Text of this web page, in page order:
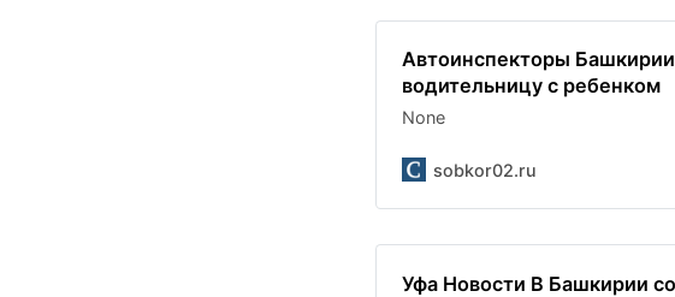
Автоинспекторы
водительницу с ребенком
None
sobkor02.ru
Уфа Новости В Башкирии